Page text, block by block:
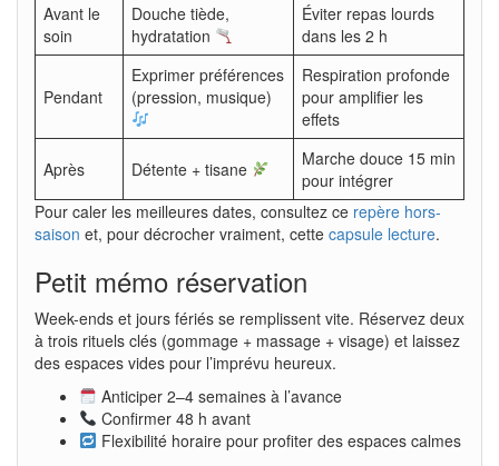
Avant le
soin
Douche tiède,
hydratation
Éviter repas lourds
dans les 2 h
Pendant
Exprimer préférences
(pression, musique)
Respiration profonde
pour amplifier les
effets
Après Détente + tisane
Marche douce 15 min
pour intégrer
Pour caler les meilleures dates, consultez ce repère hors-
saison et, pour décrocher vraiment, cette capsule lecture.
Petit mémo réservation
Week-ends et jours fériés se remplissent vite. Réservez deux
à trois rituels clés (gommage + massage + visage) et laissez
des espaces vides pour l’imprévu heureux.
Anticiper 2–4 semaines à l’avance
Confirmer 48 h avant
Flexibilité horaire pour profiter des espaces calmes